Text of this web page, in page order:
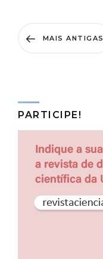
MAIS ANTIGAS
PARTICIPE!